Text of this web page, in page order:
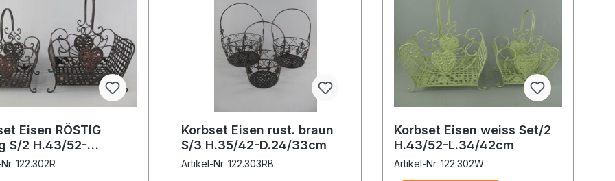
Eisen RÖSTIG
S/2 H.43/52-
122.302R
Korbset Eisen rust. braun
S/3 H.35/42-D.24/33cm
Artikel-Nr. 122.303RB
Korbset Eisen weiss Set/2
H.43/52-L.34/42cm
Artikel-Nr. 122.302W